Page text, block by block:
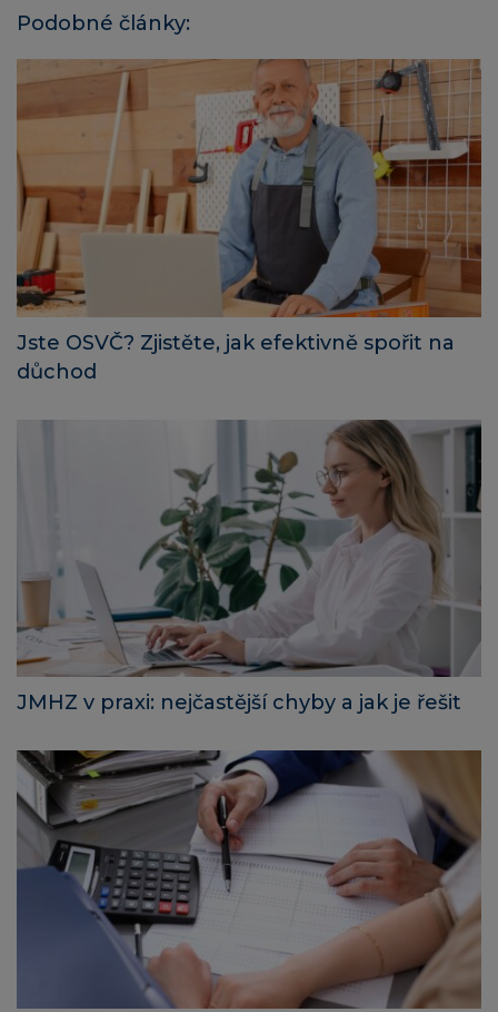
Podobné články:
Jste OSVČ? Zjistěte, jak efektivně spořit na
důchod
JMHZ v praxi: nejčastější chyby a jak je řešit